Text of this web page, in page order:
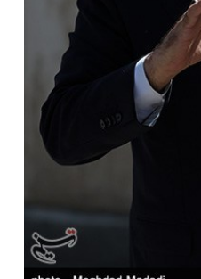
از مرز یک تریلیون دلار گذشت/
WTTC: آینده صنعت سفر با
شتاب سرمایه‌گذاری جهانی
تضمین می‌شود